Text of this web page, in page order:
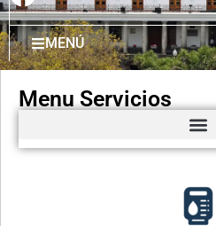
MENÚ
Menu Servicios